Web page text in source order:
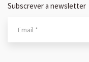
Subscrever a newsletter